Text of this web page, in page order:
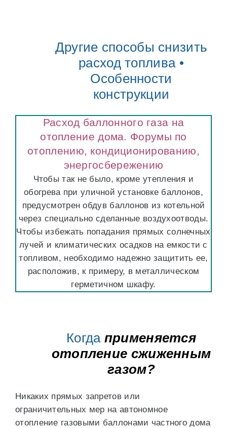
Другие способы снизить
расход топлива •
Особенности
конструкции
Расход баллонного газа на
отопление дома. Форумы по
отоплению, кондиционированию,
энергосбережению
Чтобы так не было, кроме утепления и
обогрева при уличной установке баллонов,
предусмотрен обдув баллонов из котельной
через специально сделанные воздухоотводы.
Чтобы избежать попадания прямых солнечных
лучей и климатических осадков на емкости с
топливом, необходимо надежно защитить ее,
расположив, к примеру, в металлическом
герметичном шкафу.
Когда применяется
отопление сжиженным
газом?
Никаких прямых запретов или
ограничительных мер на автономное
отопление газовыми баллонами частного дома